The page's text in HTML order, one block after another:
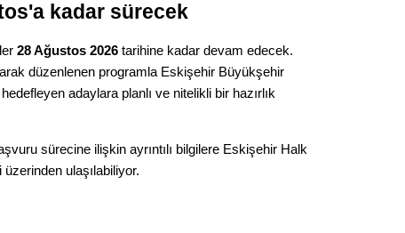
kadar sürecek
28 Ağustos 2026 tarihine kadar devam edecek.
düzenlenen programla Eskişehir Büyükşehir
adaylara planlı ve nitelikli bir hazırlık
sürecine ilişkin ayrıntılı bilgilere Eskişehir Halk
ulaşılabiliyor.